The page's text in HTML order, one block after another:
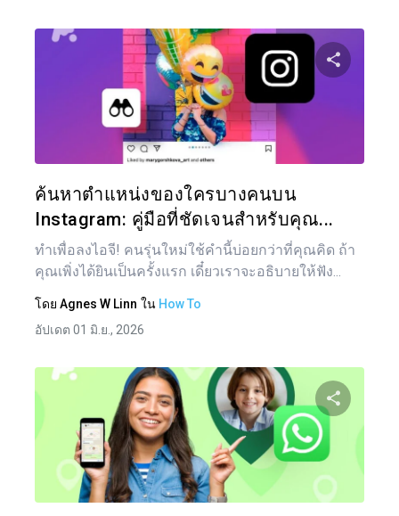
ค้นหาตำแหน่งของใครบางคนบน
Instagram: คู่มือที่ชัดเจนสำหรับคุณ...
ทำเพื่อลงไอจี! คนรุ่นใหม่ใช้คำนี้บ่อยกว่าที่คุณคิด ถ้า
คุณเพิ่งได้ยินเป็นครั้งแรก เดี๋ยวเราจะอธิบายให้ฟัง...
โดย Agnes W Linn ใน How To
อัปเดต 01 มิ.ย., 2026
แบ่ง